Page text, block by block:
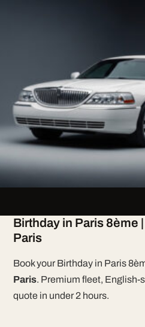
Birthday in Paris 8ème
Paris
Book your Birthday in Paris
Paris. Premium fleet, English-
quote in under 2 hours.